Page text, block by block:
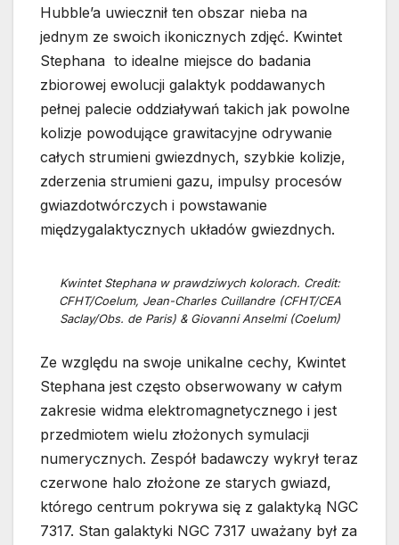
Hubble’a uwiecznił ten obszar nieba na
jednym ze swoich ikonicznych zdjęć. Kwintet
Stephana to idealne miejsce do badania
zbiorowej ewolucji galaktyk poddawanych
pełnej palecie oddziaływań takich jak powolne
kolizje powodujące grawitacyjne odrywanie
całych strumieni gwiezdnych, szybkie kolizje,
zderzenia strumieni gazu, impulsy procesów
gwiazdotwórczych i powstawanie
międzygalaktycznych układów gwiezdnych.
Kwintet Stephana w prawdziwych kolorach. Credit:
CFHT/Coelum, Jean-Charles Cuillandre (CFHT/CEA
Saclay/Obs. de Paris) & Giovanni Anselmi (Coelum)
Ze względu na swoje unikalne cechy, Kwintet
Stephana jest często obserwowany w całym
zakresie widma elektromagnetycznego i jest
przedmiotem wielu złożonych symulacji
numerycznych. Zespół badawczy wykrył teraz
czerwone halo złożone ze starych gwiazd,
którego centrum pokrywa się z galaktyką NGC
7317. Stan galaktyki NGC 7317 uważany był za